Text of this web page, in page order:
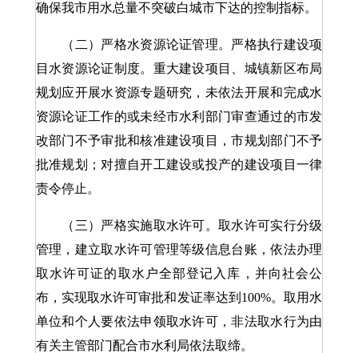
确保我市用水总量不突破白城市下达的控制指标。
（二）严格水资源论证管理。严格执行建设项
目水资源论证制度。重大建设项目、城镇新区布局
规划应开展水资源专题研究，未依法开展和完成水
资源论证工作的或未经市水利部门审查通过的市发
改部门不予审批和核准建设项目，市规划部门不予
批准规划；对擅自开工建设或投产的建设项目一律
责令停止。
（三）严格实施取水许可。取水许可实行分级
管理，建立取水许可管理等级信息台账，依法办理
取水许可证的取水户全部登记入库，并向社会公
布，实现取水许可审批和发证率达到100%。取用水
单位和个人要依法申领取水许可，非法取水行为由
有关主管部门配合市水利局依法取缔。